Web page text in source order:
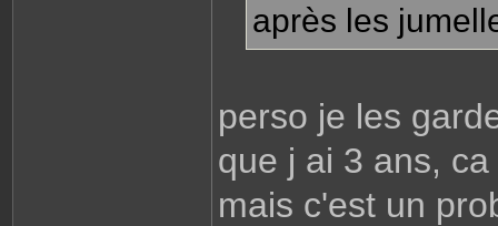
après les
perso je les
que j ai 3 ans,
mais c'est un